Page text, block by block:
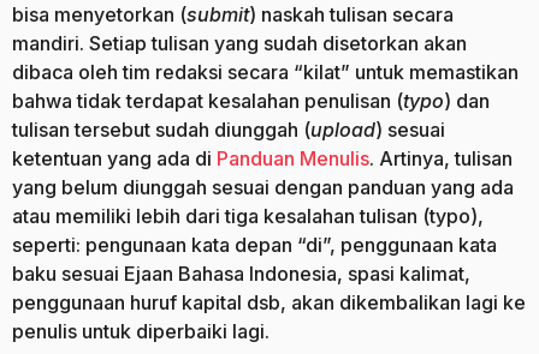
bisa menyetorkan (submit) naskah tulisan secara
mandiri. Setiap tulisan yang sudah disetorkan akan
dibaca oleh tim redaksi secara “kilat” untuk memastikan
bahwa tidak terdapat kesalahan penulisan (typo) dan
tulisan tersebut sudah diunggah (upload) sesuai
ketentuan yang ada di Panduan Menulis. Artinya, tulisan
yang belum diunggah sesuai dengan panduan yang ada
atau memiliki lebih dari tiga kesalahan tulisan (typo),
seperti: pengunaan kata depan “di”, penggunaan kata
baku sesuai Ejaan Bahasa Indonesia, spasi kalimat,
penggunaan huruf kapital dsb, akan dikembalikan lagi ke
penulis untuk diperbaiki lagi.